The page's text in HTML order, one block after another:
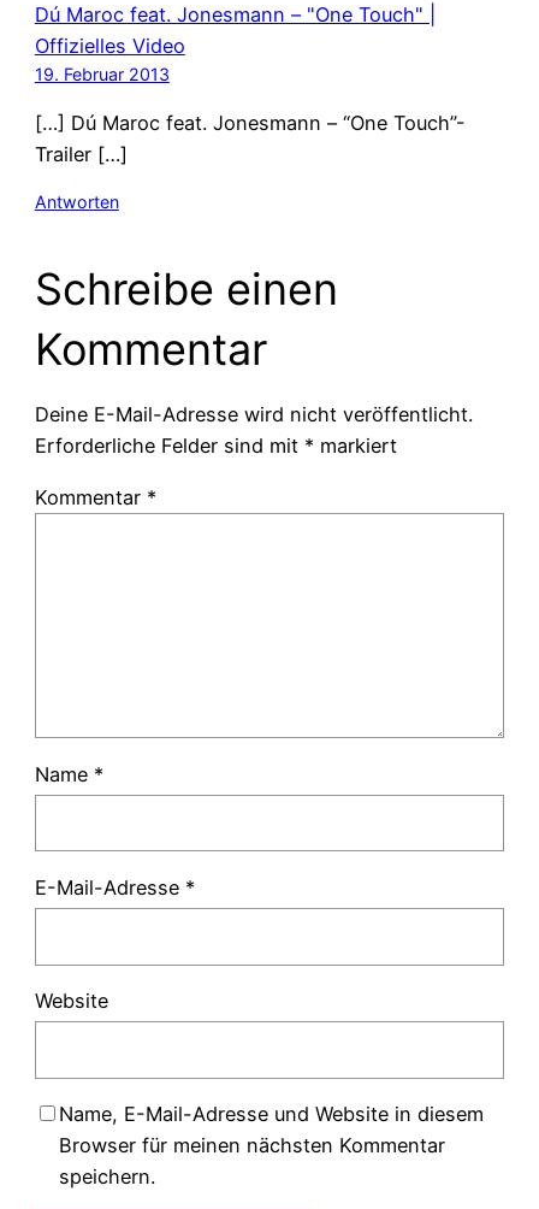
Dú Maroc feat. Jonesmann – "One Touch" |
Offizielles Video
19. Februar 2013
[…] Dú Maroc feat. Jonesmann – “One Touch”-
Trailer […]
Antworten
Schreibe einen
Kommentar
Deine E-Mail-Adresse wird nicht veröffentlicht.
Erforderliche Felder sind mit * markiert
Kommentar *
Name *
E-Mail-Adresse *
Website
Name, E-Mail-Adresse und Website in diesem
Browser für meinen nächsten Kommentar
speichern.